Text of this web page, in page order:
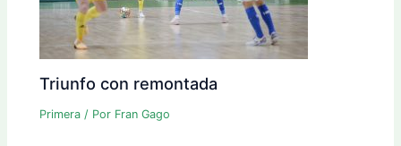
Triunfo con remontada
Primera / Por Fran Gago